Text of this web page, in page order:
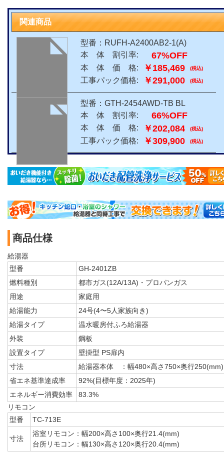
関連商品
型番：RUFH-A2400AB2-1(A)
本 体 割引率:
67%OFF
本 体 価 格: ￥185,469 (税込)
工事パック価格: ￥291,000 (税込)
型番：GTH-2454AWD-TB BL
本 体 割引率:
66%OFF
本 体 価 格: ￥202,084 (税込)
工事パック価格: ￥309,900 (税込)
商品仕様
給湯器
型番
GH-2401ZB
燃料種別
都市ガス(12A/13A)・プロパンガス
用途
家庭用
給湯能力
24号(4〜5人家族向き)
給湯タイプ
温水暖房付ふろ給湯器
外装
鋼板
設置タイプ
壁掛型 PS扉内
寸法
給湯器本体 ：幅480×高さ750×奥行250(mm)
省エネ基準達成率
92%(目標年度：2025年)
エネルギー消費効率
83.3%
リモコン
型番
TC-713E
寸法
浴室リモコン：幅200×高さ100×奥行21.4(mm)
台所リモコン：幅130×高さ120×奥行20.4(mm)